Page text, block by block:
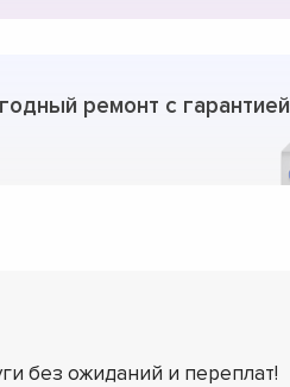
ремонт с гарантией
без ожиданий и переплат!